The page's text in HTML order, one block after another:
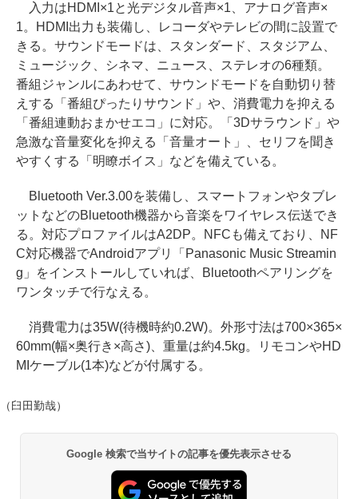
入力はHDMI×1と光デジタル音声×1、アナログ音声×
1。HDMI出力も装備し、レコーダやテレビの間に設置で
きる。サウンドモードは、スタンダード、スタジアム、
ミュージック、シネマ、ニュース、ステレオの6種類。
番組ジャンルにあわせて、サウンドモードを自動切り替
えする「番組ぴったりサウンド」や、消費電力を抑える
「番組連動おまかせエコ」に対応。「3Dサラウンド」や
急激な音量変化を抑える「音量オート」、セリフを聞き
やすくする「明瞭ボイス」などを備えている。
Bluetooth Ver.3.00を装備し、スマートフォンやタブレ
ットなどのBluetooth機器から音楽をワイヤレス伝送でき
る。対応プロファイルはA2DP。NFCも備えており、NF
C対応機器でAndroidアプリ「Panasonic Music Streamin
g」をインストールしていれば、Bluetoothペアリングを
ワンタッチで行なえる。
消費電力は35W(待機時約0.2W)。外形寸法は700×365×
60mm(幅×奥行き×高さ)、重量は約4.5kg。リモコンやHD
MIケーブル(1本)などが付属する。
（臼田勤哉）
Google 検索で当サイトの記事を優先表示させる